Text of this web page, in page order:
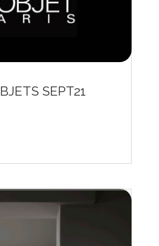
SEPT21